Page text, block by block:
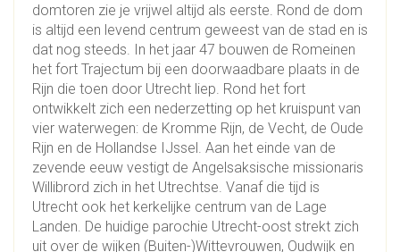
domtoren zie je vrijwel altijd als eerste. Rond de dom
is altijd een levend centrum geweest van de stad en is
dat nog steeds. In het jaar 47 bouwen de Romeinen
het fort Trajectum bij een doorwaadbare plaats in de
Rijn die toen door Utrecht liep. Rond het fort
ontwikkelt zich een nederzetting op het kruispunt van
vier waterwegen: de Kromme Rijn, de Vecht, de Oude
Rijn en de Hollandse IJssel. Aan het einde van de
zevende eeuw vestigt de Angelsaksische missionaris
Willibrord zich in het Utrechtse. Vanaf die tijd is
Utrecht ook het kerkelijke centrum van de Lage
Landen. De huidige parochie Utrecht-oost strekt zich
uit over de wijken (Buiten-)Wittevrouwen, Oudwijk en